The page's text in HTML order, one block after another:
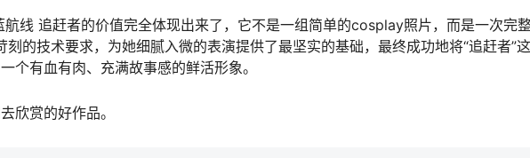
线 追赶者的价值完全体现出来了，它不是一组简单的cosplay照片，而是一次完
刻的技术要求，为她细腻入微的表演提供了最坚实的基础，最终成功地将“追赶者”这
个有血有肉、充满故事感的鲜活形象。
欣赏的好作品。